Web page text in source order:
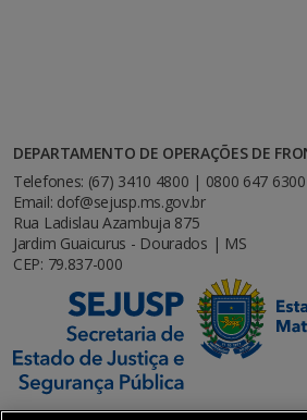
DEPARTAMENTO DE OPERAÇÕES DE
Telefones: (67) 3410 4800 | 0800 647 6300
Email: dof@sejusp.ms.gov.br
Rua Ladislau Azambuja 875
Jardim Guaicurus - Dourados | MS
CEP: 79.837-000